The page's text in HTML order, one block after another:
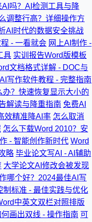
吗？AI检测工具与降
调整行高？详细操作方
AI时代的数据安全挑战
- 一看就会 网上AI制作 -
具 实训报告Word版模板
文档格式详解 - DOC与
写作软件教程 - 完整指南
？快速恢复显示大小的
解读与降重指南 免费AI
效精准降AI率 怎么取消
怎么下载Word 2010？安
- 智能创作新时代 Word
略 毕业论文写AI - AI辅助
大学论文AI修改会被发现
哪个好？2024最佳AI写
制标准 - 最佳实践与优化
中英文双栏对照排版
画出双线 - 操作指南 可